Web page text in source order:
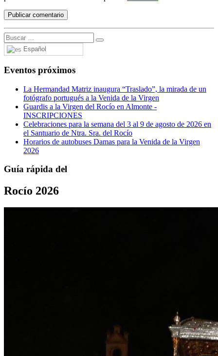
Español
Eventos próximos
La Hermandad Matriz inaugura “Traslado”, la mirada de un
fotógrafo portugués a la Venida de la Virgen
Guardis a la Virgen del Rocío en Almonte -
INSCRIPCIONES
Celebraciones para la semana del 3 al 9 de agosto de 2026 en
el Santuario de Ntra. Sra. del Rocío
Horarios de autobuses Damas para la Venida de la Virgen
2026
Guía rápida del
Rocío 2026